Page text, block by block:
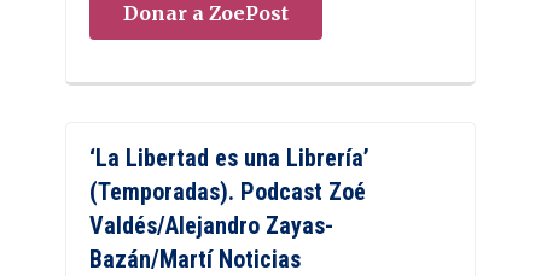
Donar a ZoePost
‘La Libertad es una Librería’
(Temporadas). Podcast Zoé
Valdés/Alejandro Zayas-
Bazán/Martí Noticias